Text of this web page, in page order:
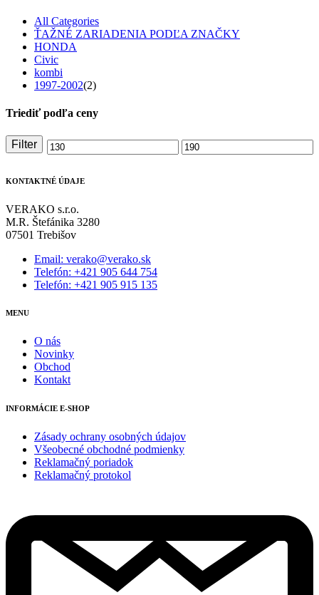
All Categories
ŤAŽNÉ ZARIADENIA PODĽA ZNAČKY
HONDA
Civic
kombi
1997-2002(2)
Triediť podľa ceny
Minimálna Maximálna
Filter
KONTAKTNÉ ÚDAJE
VERAKO s.r.o.
M.R. Štefánika 3280
07501 Trebišov
Email: verako@verako.sk
Telefón: +421 905 644 754
Telefón: +421 905 915 135
MENU
O nás
Novinky
Obchod
Kontakt
INFORMÁCIE E-SHOP
Zásady ochrany osobných údajov
Všeobecné obchodné podmienky
Reklamačný poriadok
Reklamačný protokol